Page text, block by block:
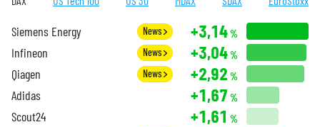
Siemens Energy News +3,14%
Infineon News +3,04%
Qiagen News +2,92 %
Adidas +1,67 %
Scout24 +1,61 %